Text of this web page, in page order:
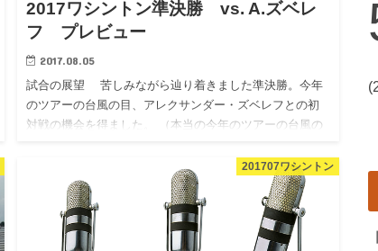
2017ワシントン準決勝 vs. A.ズベレ
フ プレビュー
2017.08.05
試合の展望 苦しみながら辿り着きました準決勝。今年
のツアーの台風の目、アレクサンダー・ズベレフとの初
対戦の機会を得ました。 （本当の今年のツアーの台風の
201707ワシントン